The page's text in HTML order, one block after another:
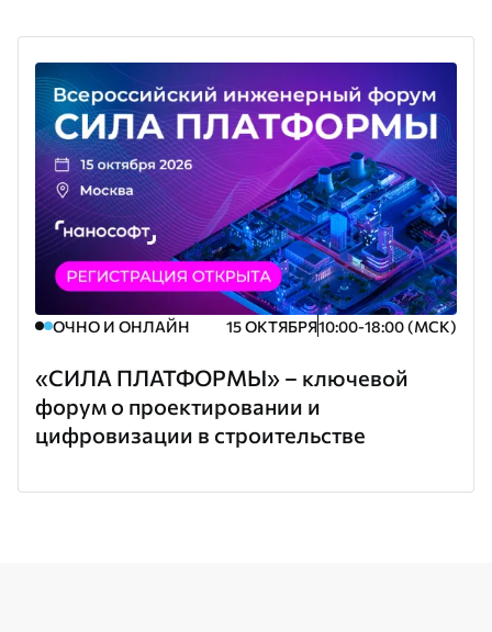
ОЧНО И ОНЛАЙН 15 ОКТЯБРЯ10:00-18:00 (МСК)
«СИЛА ПЛАТФОРМЫ» – ключевой
форум о проектировании и
цифровизации в строительстве